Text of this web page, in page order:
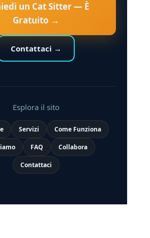
un Cat Sitter — È
Gratuito →
Contattaci →
Esplora il sito
Servizi Come Funziona
FAQ Collabora
Contattaci